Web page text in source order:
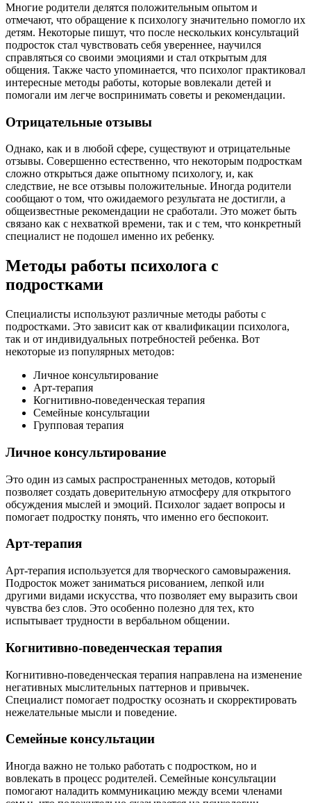
Многие родители делятся положительным опытом и
отмечают, что обращение к психологу значительно помогло их
детям. Некоторые пишут, что после нескольких консультаций
подросток стал чувствовать себя увереннее, научился
справляться со своими эмоциями и стал открытым для
общения. Также часто упоминается, что психолог практиковал
интересные методы работы, которые вовлекали детей и
помогали им легче воспринимать советы и рекомендации.
Отрицательные отзывы
Однако, как и в любой сфере, существуют и отрицательные
отзывы. Совершенно естественно, что некоторым подросткам
сложно открыться даже опытному психологу, и, как
следствие, не все отзывы положительные. Иногда родители
сообщают о том, что ожидаемого результата не достигли, а
общеизвестные рекомендации не сработали. Это может быть
связано как с нехваткой времени, так и с тем, что конкретный
специалист не подошел именно их ребенку.
Методы работы психолога с
подростками
Специалисты используют различные методы работы с
подростками. Это зависит как от квалификации психолога,
так и от индивидуальных потребностей ребенка. Вот
некоторые из популярных методов:
Личное консультирование
Арт-терапия
Когнитивно-поведенческая терапия
Семейные консультации
Групповая терапия
Личное консультирование
Это один из самых распространенных методов, который
позволяет создать доверительную атмосферу для открытого
обсуждения мыслей и эмоций. Психолог задает вопросы и
помогает подростку понять, что именно его беспокоит.
Арт-терапия
Арт-терапия используется для творческого самовыражения.
Подросток может заниматься рисованием, лепкой или
другими видами искусства, что позволяет ему выразить свои
чувства без слов. Это особенно полезно для тех, кто
испытывает трудности в вербальном общении.
Когнитивно-поведенческая терапия
Когнитивно-поведенческая терапия направлена на изменение
негативных мыслительных паттернов и привычек.
Специалист помогает подростку осознать и скорректировать
нежелательные мысли и поведение.
Семейные консультации
Иногда важно не только работать с подростком, но и
вовлекать в процесс родителей. Семейные консультации
помогают наладить коммуникацию между всеми членами